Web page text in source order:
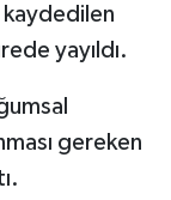
kaydedilen
yayıldı.
gereken